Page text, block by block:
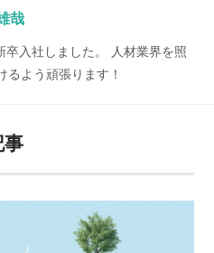
哉
卒入社しました。 人材業界を照
るよう頑張ります！
事